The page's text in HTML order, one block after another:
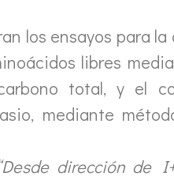
los ensayos para
libres
total, y el
mediante
dirección de